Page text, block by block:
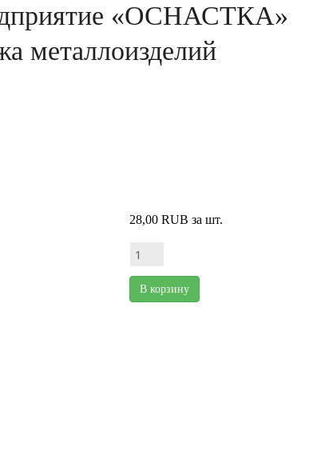
«ОСНАСТКА»
металлоизделий
28,00 RUB за шт.
В корзину